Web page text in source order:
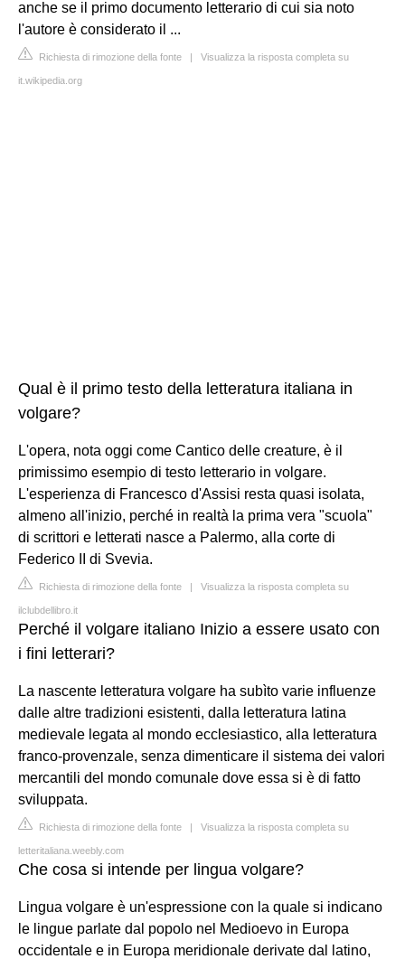
anche se il primo documento letterario di cui sia noto
l'autore è considerato il ...
Richiesta di rimozione della fonte | Visualizza la risposta completa su
it.wikipedia.org
Qual è il primo testo della letteratura italiana in
volgare?
L'opera, nota oggi come Cantico delle creature, è il
primissimo esempio di testo letterario in volgare.
L'esperienza di Francesco d'Assisi resta quasi isolata,
almeno all'inizio, perché in realtà la prima vera "scuola"
di scrittori e letterati nasce a Palermo, alla corte di
Federico II di Svevia.
Richiesta di rimozione della fonte | Visualizza la risposta completa su
ilclubdellibro.it
Perché il volgare italiano Inizio a essere usato con
i fini letterari?
La nascente letteratura volgare ha subìto varie influenze
dalle altre tradizioni esistenti, dalla letteratura latina
medievale legata al mondo ecclesiastico, alla letteratura
franco-provenzale, senza dimenticare il sistema dei valori
mercantili del mondo comunale dove essa si è di fatto
sviluppata.
Richiesta di rimozione della fonte | Visualizza la risposta completa su
letteritaliana.weebly.com
Che cosa si intende per lingua volgare?
Lingua volgare è un'espressione con la quale si indicano
le lingue parlate dal popolo nel Medioevo in Europa
occidentale e in Europa meridionale derivate dal latino,